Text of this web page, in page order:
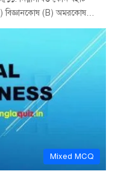
বিজ্ঞানকোষ (B) অমরকোষ…
Mixed MCQ